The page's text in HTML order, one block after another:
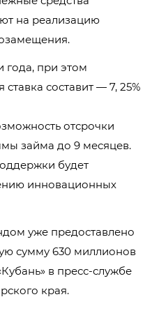
на реализацию
года, при этом
составит — 7, 25%
отсрочки
займа до 9 месяцев.
будет
инновационных
уже предоставлено
сумму 630 миллионов
в пресс-службе
края.